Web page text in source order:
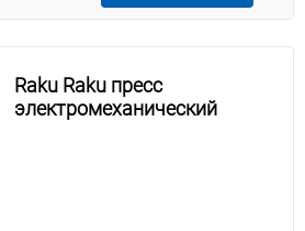
Raku Raku пресс
электромеханический